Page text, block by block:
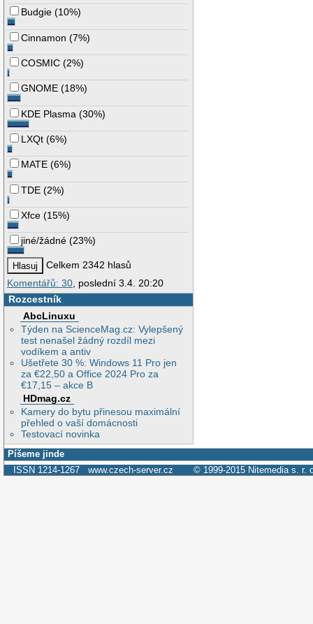
Budgie (10%)
Cinnamon (7%)
COSMIC (2%)
GNOME (18%)
KDE Plasma (30%)
LXQt (6%)
MATE (6%)
TDE (2%)
Xfce (15%)
jiné/žádné (23%)
Celkem 2342 hlasů
Komentářů: 30 , poslední 3.4. 20:20
Rozcestník
AbcLinuxu
Týden na ScienceMag.cz: Vylepšený
test nenašel žádný rozdíl mezi
vodíkem a antiv
Ušetřete 30 %: Windows 11 Pro jen
za €22,50 a Office 2024 Pro za
€17,15 – akce B
HDmag.cz
Kamery do bytu přinesou maximální
přehled o vaší domácnosti
Testovací novinka
Píšeme jinde
ISSN 1214-1267 www.czech-server.cz © 1999-2015 Nitemedia s. r.